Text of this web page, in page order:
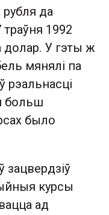
да
1992
долар. У гэты ж
мянялі па
рэальнасці
больш
было
зацвердзіў
курсы
ад